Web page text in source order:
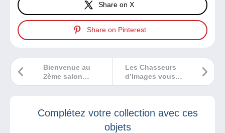
Share on X
Share on Pinterest
Les Chasseurs
d’Images vous
donnent rendez-
Bienvenue au
2ème salon
d’Automne multi-
Complétez votre collection avec ces
objets